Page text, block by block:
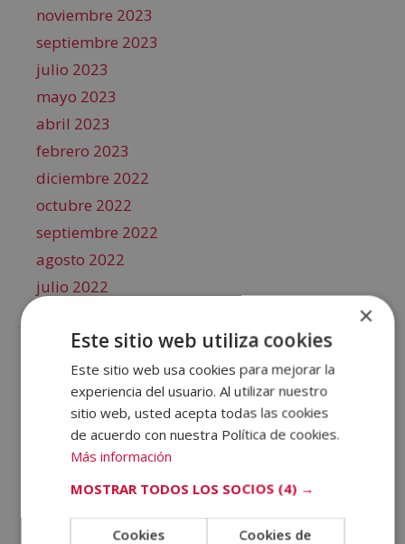
noviembre 2023
septiembre 2023
julio 2023
mayo 2023
abril 2023
febrero 2023
diciembre 2022
octubre 2022
septiembre 2022
agosto 2022
julio 2022
mayo 2022
abril 2022
marzo 2022
febrero 2022
enero 2022
octubre 2021
×
Este sitio web utiliza cookies
Este sitio web usa cookies para mejorar la
experiencia del usuario. Al utilizar nuestro
sitio web, usted acepta todas las cookies
de acuerdo con nuestra Política de cookies.
Más información
MOSTRAR TODOS LOS SOCIOS (4) →
Cookies
Cookies de